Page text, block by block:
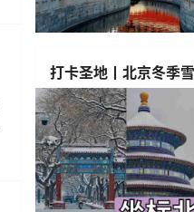
打卡圣地丨北京冬季